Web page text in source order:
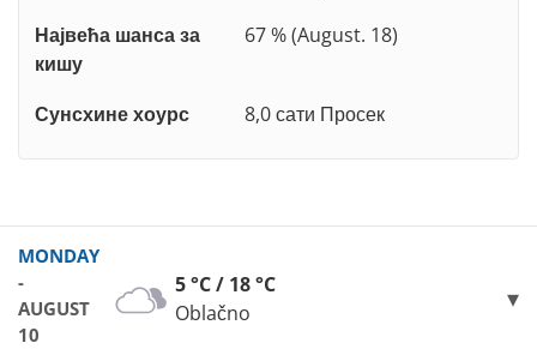
Највећа шанса за
кишу
67 % (August. 18)
Сунсхине хоурс 8,0 сати Просек
MONDAY
-
AUGUST
10
5 °C / 18 °C
Oblačno